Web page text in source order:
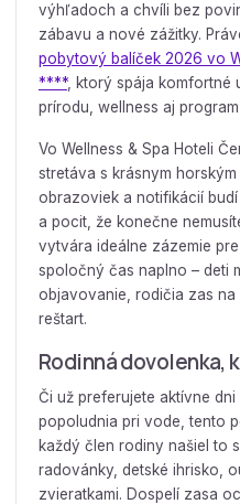
výhľadoch a chvíli bez
zábavu a nové zážitky.
pobytový balíček 2026 vo
****, ktorý spája komfortné
prírodu, wellness aj
Vo Wellness & Spa Hoteli
stretáva s krásnym
obrazoviek a notifikácií
a pocit, že konečne
vytvára ideálne zázemie
spoločný čas naplno – deti
objavovanie, rodičia zas
reštart.
Rodinná dovolenka,
Či už preferujete aktívne
popoludnia pri vode, tento
každý člen rodiny našiel to
radovánky, detské ihrisko,
zvieratkami. Dospelí zasa